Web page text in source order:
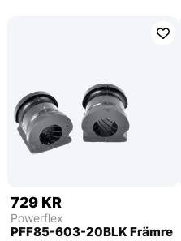
729 KR
Powerflex
PFF85-603-20BLK Främre